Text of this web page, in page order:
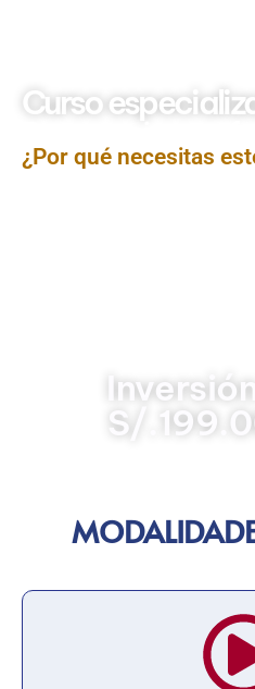
Curso
¿Por qué necesitas
Inversión :
S/